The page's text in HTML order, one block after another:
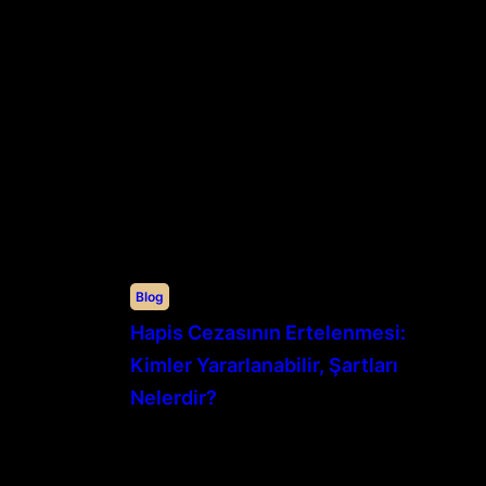
Blog
Hapis Cezasının Ertelenmesi:
Kimler Yararlanabilir, Şartları
Nelerdir?